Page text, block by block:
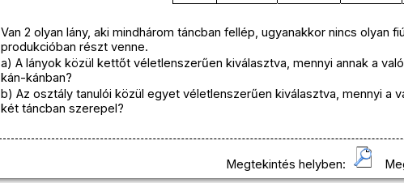
Van 2 olyan lány, aki mindhárom táncban fellép, ugyanakkor nincs olyan
produkcióban részt venne.
a) A lányok közül kettőt véletlenszerűen kiválasztva, mennyi annak a
kán-kánban?
b) Az osztály tanulói közül egyet véletlenszerűen kiválasztva, mennyi a
két táncban szerepel?
Megtekintés helyben: